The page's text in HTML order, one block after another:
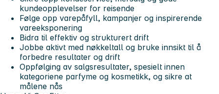
kundeopplevelser for reisende
Følge opp varepåfyll, kampanjer og inspirerende
vareeksponering
Bidra til effektiv og strukturert drift
Jobbe aktivt med nøkkeltall og bruke innsikt til å
forbedre resultater og drift
Oppfølging av salgsresultater, spesielt innen
kategoriene parfyme og kosmetikk, og sikre at
målene nås